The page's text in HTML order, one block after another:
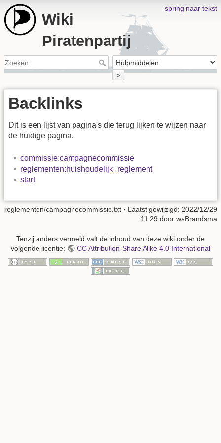
spring naar tekst
Wiki
Piratenpartij
>
Backlinks
Dit is een lijst van pagina's die terug lijken te wijzen naar
de huidige pagina.
commissie:campagnecommissie
reglementen:huishoudelijk_reglement
start
reglementen/campagnecommissie.txt · Laatst gewijzigd: 2022/12/29
11:29 door waBrandsma
Tenzij anders vermeld valt de inhoud van deze wiki onder de
volgende licentie:
CC Attribution-Share Alike 4.0 International